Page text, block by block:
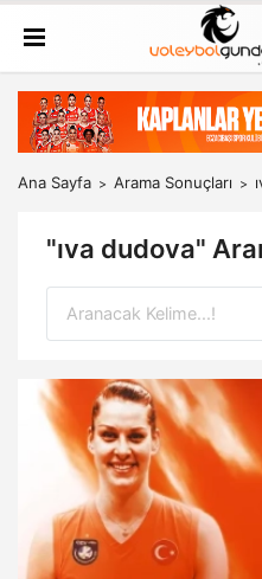
Ana Sayfa Arama Sonuçları
"ıva dudova"